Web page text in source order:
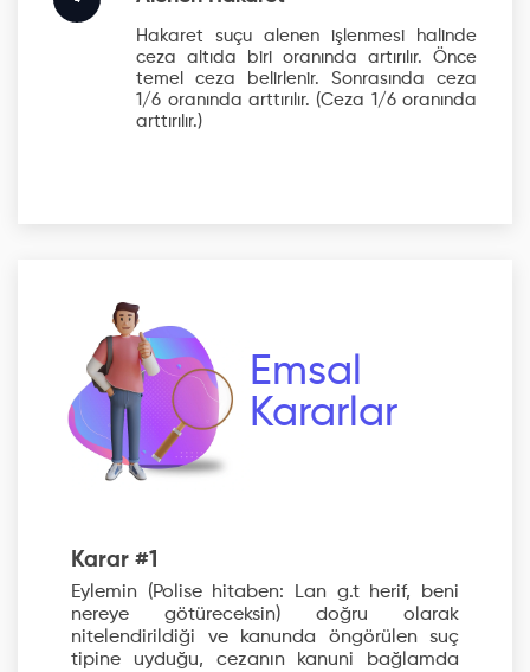
Hakaret suçu alenen işlenmesi halinde
ceza altıda biri oranında artırılır. Önce
temel ceza belirlenir. Sonrasında ceza
1/6 oranında arttırılır. (Ceza 1/6 oranında
arttırılır.)
Emsal
Kararlar
Karar #1
Eylemin (Polise hitaben: Lan g.t herif, beni
nereye götüreceksin) doğru olarak
nitelendirildiği ve kanunda öngörülen suç
tipine uyduğu, cezanın kanuni bağlamda